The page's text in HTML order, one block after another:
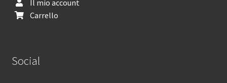
Il mio account
Carrello
Social